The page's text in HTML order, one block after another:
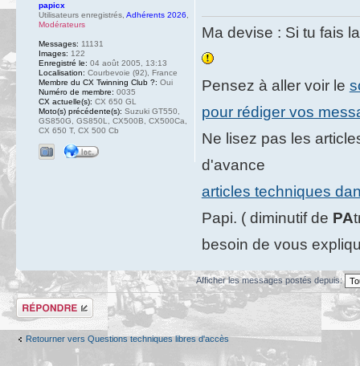
Ma devise : Si tu fais
Pensez à aller voir le
pour rédiger vos
Ne lisez pas les
d'avance
articles techniques
Papi. ( diminutif de PA
besoin de vous
papicx
Utilisateurs enregistrés, Adhérents 2026,
Modérateurs
Messages: 11131
Images: 122
Enregistré le: 04 août 2005, 13:13
Localisation: Courbevoie (92), France
Membre du CX Twinning Club ?: Oui
Numéro de membre: 0035
CX actuelle(s): CX 650 GL
Moto(s) précédente(s): Suzuki GT550,
GS850G, GS850L, CX500B, CX500Ca,
CX 650 T, CX 500 Cb
Afficher les messages postés depuis:
Répondre
Retourner vers Questions techniques libres d'accès